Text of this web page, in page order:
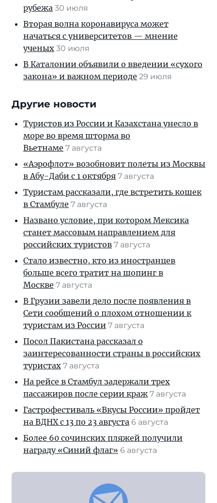
рубежа 30 июля
Вторая волна коронавируса может
начаться с университетов — мнение
ученых 30 июля
В Каталонии объявили о введении «сухого
закона» и важном периоде 29 июля
Другие новости
Туристов из России и Казахстана унесло в
море во время шторма во
Вьетнаме 7 августа
«Аэрофлот» возобновит полеты из Москвы
в Абу-Даби с 1 октября 7 августа
Туристам рассказали, где встретить кошек
в Стамбуле 7 августа
Названо условие, при котором Мексика
станет массовым направлением для
российских туристов 7 августа
Стало известно, кто из иностранцев
больше всего тратит на шопинг в
Москве 7 августа
В Грузии завели дело после появления в
Сети сообщений о плохом отношении к
туристам из России 7 августа
Посол Пакистана рассказал о
заинтересованности страны в российских
туристах 7 августа
На рейсе в Стамбул задержали трех
пассажиров после серии краж 7 августа
Гастрофестиваль «Вкусы России» пройдет
на ВДНХ с 13 по 23 августа 6 августа
Более 60 сочинских пляжей получили
награду «Синий флаг» 6 августа